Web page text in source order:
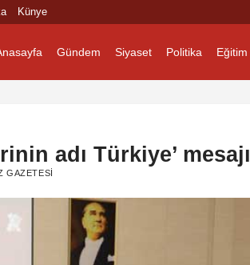
Künye
Gündem Siyaset Politika Eğitim
adı Türkiye’ mesajı
GAZETESI